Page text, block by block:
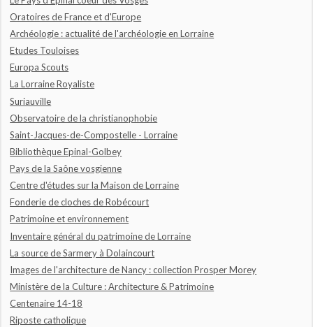
Oratoires de France et d'Europe
Archéologie : actualité de l'archéologie en Lorraine
Etudes Touloises
Europa Scouts
La Lorraine Royaliste
Suriauville
Observatoire de la christianophobie
Saint-Jacques-de-Compostelle - Lorraine
Bibliothèque Epinal-Golbey
Pays de la Saône vosgienne
Centre d'études sur la Maison de Lorraine
Fonderie de cloches de Robécourt
Patrimoine et environnement
Inventaire général du patrimoine de Lorraine
La source de Sarmery à Dolaincourt
Images de l'architecture de Nancy : collection Prosper Morey
Ministère de la Culture : Architecture & Patrimoine
Centenaire 14-18
Riposte catholique